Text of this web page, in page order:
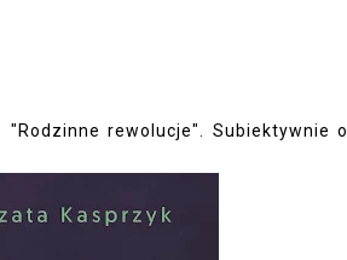
rewolucje". Subiektywnie o